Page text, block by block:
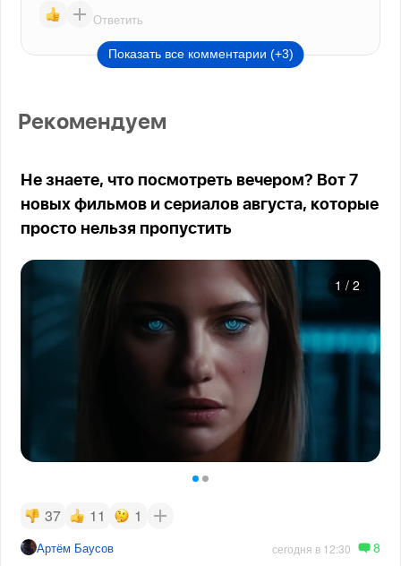
Ответить
Показать все комментарии (+3)
Рекомендуем
Не знаете, что посмотреть вечером? Вот 7
новых фильмов и сериалов августа, которые
просто нельзя пропустить
1 / 2
37 11 1
Артём Баусов сегодня в 12:30 8